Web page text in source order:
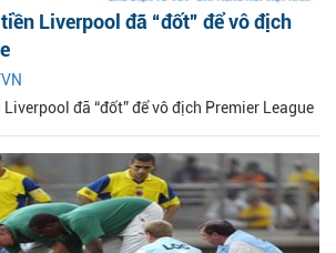
Liverpool đã “đốt” để vô địch
đã “đốt” để vô địch Premier League